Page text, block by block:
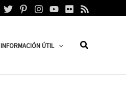
INFORMACIÓN ÚTIL